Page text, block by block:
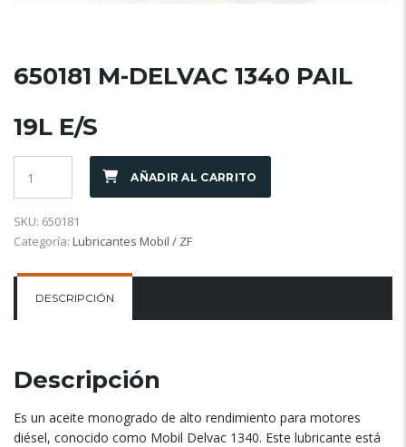
650181 M-DELVAC 1340 PAIL
19L E/S
AÑADIR AL CARRITO
SKU: 650181
Categoría: Lubricantes Mobil / ZF
DESCRIPCIÓN
Descripción
Es un aceite monogrado de alto rendimiento para motores
diésel, conocido como Mobil Delvac 1340. Este lubricante está